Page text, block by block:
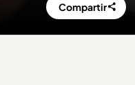
Compartir